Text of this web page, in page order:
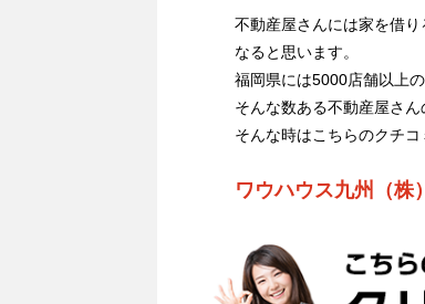
不動産屋さんには家を借
なると思います。
福岡県には5000店舗以上
そんな数ある不動産屋さ
そんな時はこちらのクチコ
ワウハウス九州（株